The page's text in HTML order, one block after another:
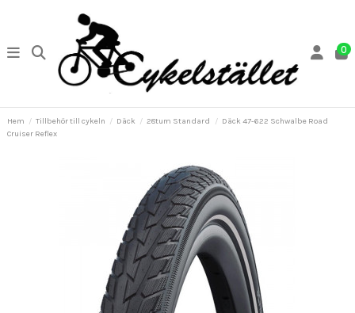
0
Hem Tillbehör till cykeln Däck 28tum Standard
Däck 47-622 Schwalbe Road
Cruiser Reflex